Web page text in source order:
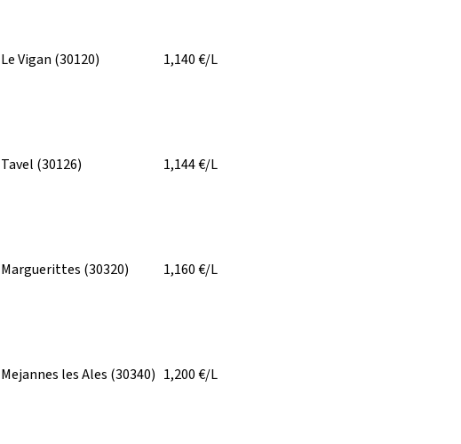
Le Vigan (30120) 1,140€/L
Tavel (30126) 1,144€/L
Marguerittes (30320) 1,160€/L
Mejannes les Ales (30340) 1,200€/L